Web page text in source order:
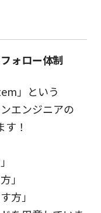
ォロー体制
」という
エンジニアの
！
」
方」